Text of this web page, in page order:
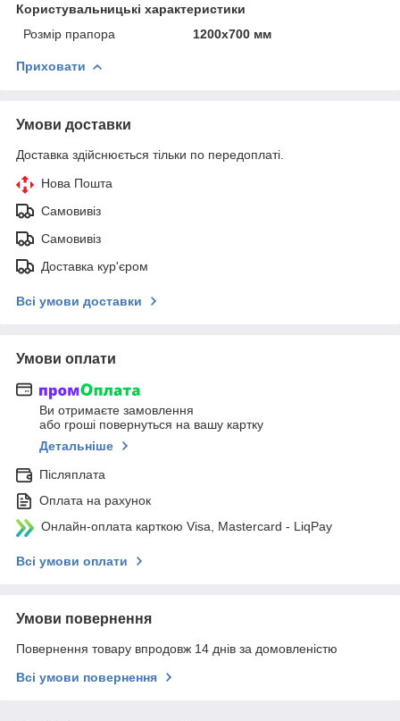
Користувальницькі характеристики
Розмір прапора
1200х700 мм
Приховати
Умови доставки
Доставка здійснюється тільки по передоплаті.
Нова Пошта
Самовивіз
Самовивіз
Доставка кур'єром
Всі умови доставки
Умови оплати
Ви отримаєте замовлення
або гроші повернуться на вашу картку
Детальніше
Післяплата
Оплата на рахунок
Онлайн-оплата карткою Visa, Mastercard - LiqPay
Всі умови оплати
Умови повернення
Повернення товару впродовж 14 днів за домовленістю
Всі умови повернення